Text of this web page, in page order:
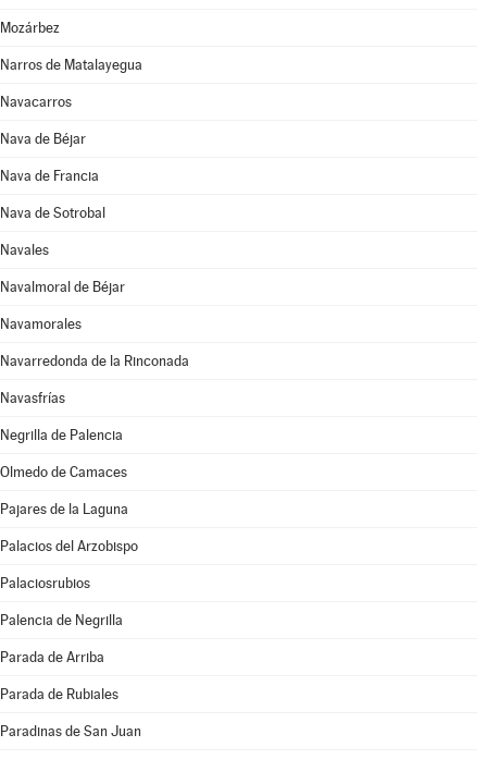
Mozárbez
Narros de Matalayegua
Navacarros
Nava de Béjar
Nava de Francia
Nava de Sotrobal
Navales
Navalmoral de Béjar
Navamorales
Navarredonda de la Rinconada
Navasfrías
Negrilla de Palencia
Olmedo de Camaces
Pajares de la Laguna
Palacios del Arzobispo
Palaciosrubios
Palencia de Negrilla
Parada de Arriba
Parada de Rubiales
Paradinas de San Juan